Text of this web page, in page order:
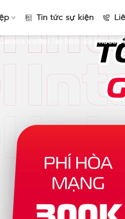
Tin tức sự kiện
Viettel Tây Ninh: Xã Phước